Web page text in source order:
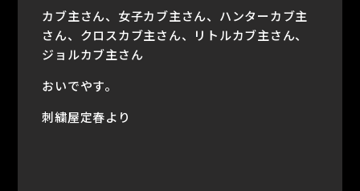
カブ主さん、女子カブ主さん、ハンターカブ主
さん、クロスカブ主さん、リトルカブ主さん、
ジョルカブ主さん
おいでやす。
刺繍屋定春より